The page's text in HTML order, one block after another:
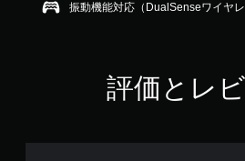
振動機能対応（DualSenseワイヤレ
評価とレ